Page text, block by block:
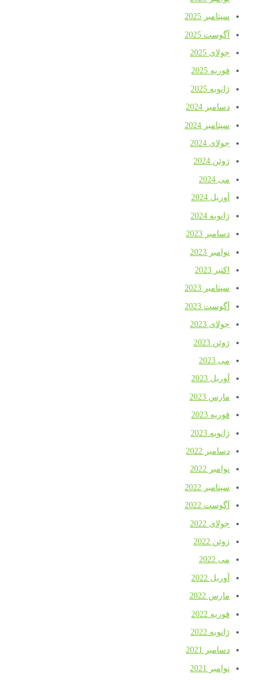
سپتامبر 2025
آگوست 2025
جولای 2025
فوریه 2025
ژانویه 2025
دسامبر 2024
سپتامبر 2024
جولای 2024
ژوئن 2024
می 2024
آوریل 2024
ژانویه 2024
دسامبر 2023
نوامبر 2023
اکتبر 2023
سپتامبر 2023
آگوست 2023
جولای 2023
ژوئن 2023
می 2023
آوریل 2023
مارس 2023
فوریه 2023
ژانویه 2023
دسامبر 2022
نوامبر 2022
سپتامبر 2022
آگوست 2022
جولای 2022
ژوئن 2022
می 2022
آوریل 2022
مارس 2022
فوریه 2022
ژانویه 2022
دسامبر 2021
نوامبر 2021